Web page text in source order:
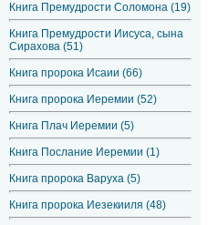
Книга Премудрости Соломона (19)
Книга Премудрости Иисуса, сына
Сирахова (51)
Книга пророка Исаии (66)
Книга пророка Иеремии (52)
Книга Плач Иеремии (5)
Книга Послание Иеремии (1)
Книга пророка Варуха (5)
Книга пророка Иезекииля (48)